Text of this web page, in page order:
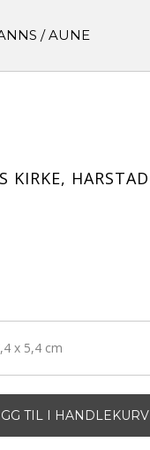
/ AUNE
KIRKE, HARSTAD
x 5,4 cm
TIL I HANDLEKURV